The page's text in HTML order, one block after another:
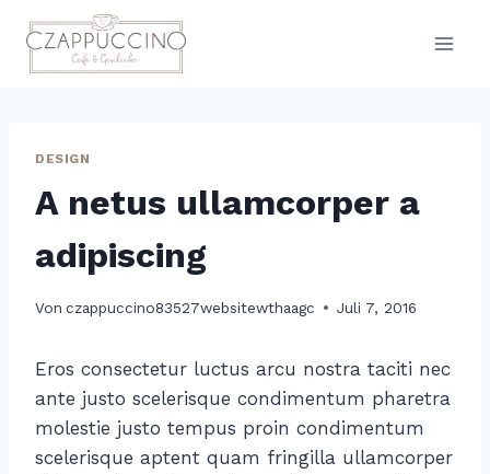
Inhalt
springen
DESIGN
A netus ullamcorper a
adipiscing
Von czappuccino83527websitewthaagc Juli 7, 2016
Eros consectetur luctus arcu nostra taciti nec
ante justo scelerisque condimentum pharetra
molestie justo tempus proin condimentum
scelerisque aptent quam fringilla ullamcorper